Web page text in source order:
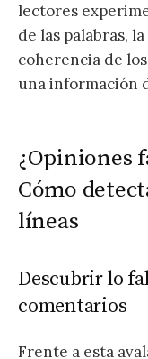
lectores
de las palabras,
coherencia de
una información
¿Opiniones
Cómo
líneas
Descubrir lo
comentarios
Frente a esta